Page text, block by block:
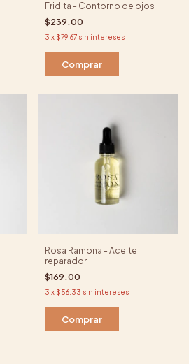
Fridita - Contorno de ojos
$239.00
3 x $79.67 sin intereses
Comprar
Rosa Ramona - Aceite
reparador
$169.00
3 x $56.33 sin intereses
Comprar